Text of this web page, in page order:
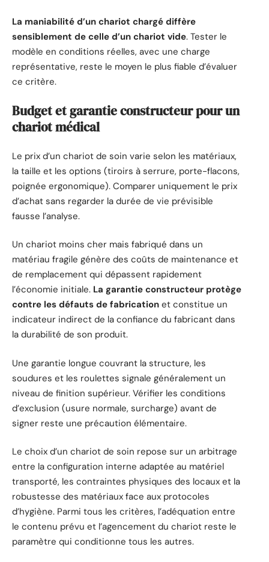
La maniabilité d’un chariot chargé diffère
sensiblement de celle d’un chariot vide. Tester le
modèle en conditions réelles, avec une charge
représentative, reste le moyen le plus fiable d’évaluer
ce critère.
Budget et garantie constructeur pour un
chariot médical
Le prix d’un chariot de soin varie selon les matériaux,
la taille et les options (tiroirs à serrure, porte-flacons,
poignée ergonomique). Comparer uniquement le prix
d’achat sans regarder la durée de vie prévisible
fausse l’analyse.
Un chariot moins cher mais fabriqué dans un
matériau fragile génère des coûts de maintenance et
de remplacement qui dépassent rapidement
l’économie initiale. La garantie constructeur protège
contre les défauts de fabrication et constitue un
indicateur indirect de la confiance du fabricant dans
la durabilité de son produit.
Une garantie longue couvrant la structure, les
soudures et les roulettes signale généralement un
niveau de finition supérieur. Vérifier les conditions
d’exclusion (usure normale, surcharge) avant de
signer reste une précaution élémentaire.
Le choix d’un chariot de soin repose sur un arbitrage
entre la configuration interne adaptée au matériel
transporté, les contraintes physiques des locaux et la
robustesse des matériaux face aux protocoles
d’hygiène. Parmi tous les critères, l’adéquation entre
le contenu prévu et l’agencement du chariot reste le
paramètre qui conditionne tous les autres.